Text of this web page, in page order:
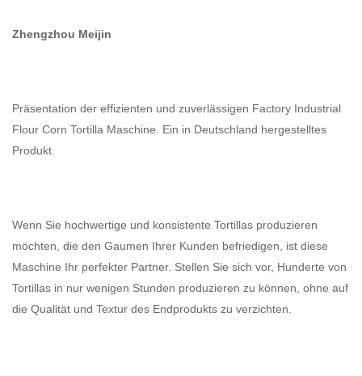
Zhengzhou Meijin
Präsentation der effizienten und zuverlässigen Factory Industrial
Flour Corn Tortilla Maschine. Ein in Deutschland hergestelltes
Produkt.
Wenn Sie hochwertige und konsistente Tortillas produzieren
möchten, die den Gaumen Ihrer Kunden befriedigen, ist diese
Maschine Ihr perfekter Partner. Stellen Sie sich vor, Hunderte von
Tortillas in nur wenigen Stunden produzieren zu können, ohne auf
die Qualität und Textur des Endprodukts zu verzichten.